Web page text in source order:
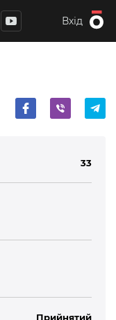
Вхід
33
Прийнятий